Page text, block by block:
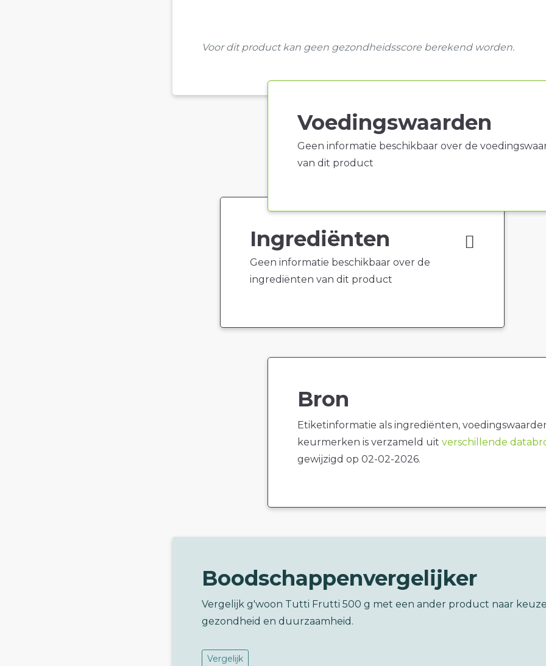
Voor dit product kan geen gezondheidsscore berekend worden.
Voedingswaarden
Geen informatie beschikbaar over de
van dit product
Ingrediënten
Geen informatie beschikbaar over de
ingrediënten van dit product
Bron
Etiketinformatie als ingrediënten,
keurmerken is verzameld uit verschillende
gewijzigd op 02-02-2026.
Boodschappenvergelijker
Vergelijk g'woon Tutti Frutti 500 g met een ander product naar
gezondheid en duurzaamheid.
Vergelijk